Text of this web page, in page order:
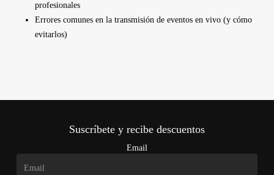
profesionales
Errores comunes en la transmisión de eventos en vivo (y cómo
evitarlos)
Suscríbete y recibe descuentos
Email